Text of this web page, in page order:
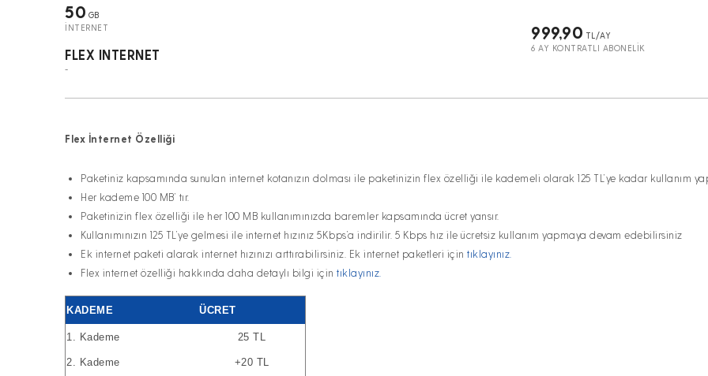
50 GB
İNTERNET
FLEX INTERNET
-
999,90 TL/AY
6 AY KONTRATLI ABONELİK
Flex İnternet Özelliği
Paketiniz kapsamında sunulan internet kotanızın dolması ile paketinizin flex özelliği ile kademeli olarak 125 TL’ye kadar kullanım
Her kademe 100 MB’ tır.
Paketinizin flex özelliği ile her 100 MB kullanımınızda baremler kapsamında ücret yansır.
Kullanımınızın 125 TL’ye gelmesi ile internet hızınız 5Kbps’a indirilir. 5 Kbps hız ile ücretsiz kullanım yapmaya devam edebilirsiniz
Ek internet paketi alarak internet hızınızı arttırabilirsiniz. Ek internet paketleri için tıklayınız.
Flex internet özelliği hakkında daha detaylı bilgi için tıklayınız.
KADEME ÜCRET
1. Kademe 25 TL
2. Kademe +20 TL